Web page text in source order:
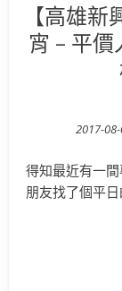
【高雄
宵 – 平
2017-
得知最近有一
朋友找了個平